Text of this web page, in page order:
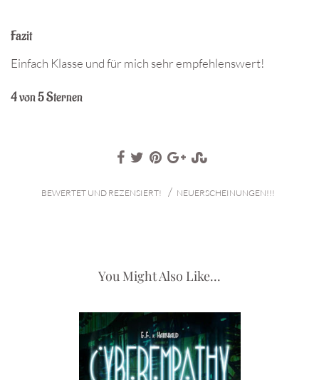
Fazit
Einfach Klasse und für mich sehr empfehlenswert!
4 von 5 Sternen
BEWERTET UND REZENSIERT! / NEUERSCHEINUNGEN!!!
You Might Also Like...